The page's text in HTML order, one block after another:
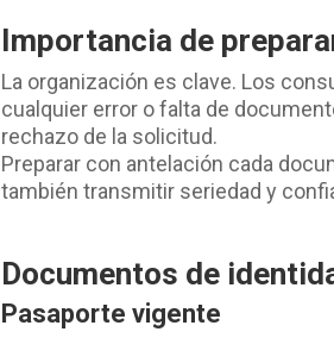
Importancia de
La organización es clave. Los
cualquier error o falta de
rechazo de la solicitud.
Preparar con antelación cada
también transmitir seriedad y
Documentos de
Pasaporte vigente